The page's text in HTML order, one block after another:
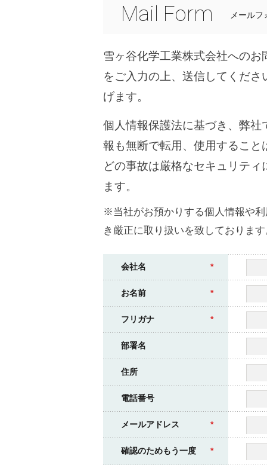
Mail Form メールフ
雪ヶ谷化学工業株式会社への
をご入力の上、送信してくだ
げます。
個人情報保護法に基づき、弊
報も無断で転用、使用するこ
どの事故は厳格なセキュリテ
ます。
※当社がお預かりする個人情報や
き厳正に取り扱いを致しておりま
会社名 *
お名前 *
フリガナ *
部署名
住所
電話番号
メールアドレス *
確認のためもう一度 *